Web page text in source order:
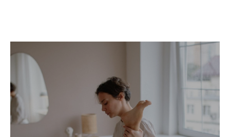
TURNUSY